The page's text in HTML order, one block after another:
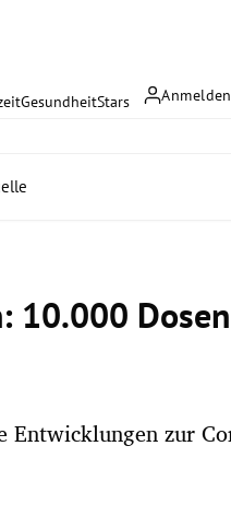
Anmelden
GesundheitStars
10.000 Dosen
zur